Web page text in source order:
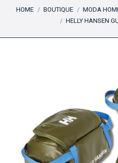
You are here:
HOME BOUTIQUE MODA
HELLY HANSEN